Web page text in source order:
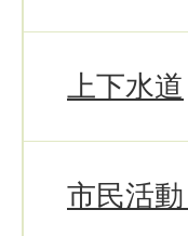
上下水道
市民活